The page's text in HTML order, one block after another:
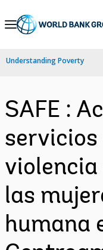
Skip
Navigation
Understanding Poverty
SAFE :
violencia
las
humana